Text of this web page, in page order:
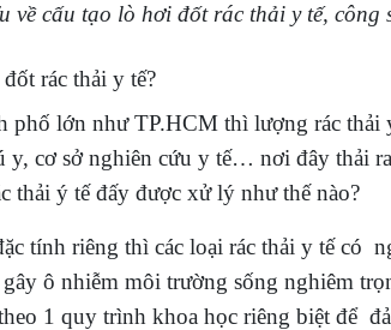
về cấu tạo lò hơi đốt rác thải y tế,
rác thải y tế?
phố lớn như TP.HCM thì lượng rác thải
y, cơ sở nghiên cứu y tế… nơi đây thải
thải ý tế đấy được xử lý như thế nào?
tính riêng thì các loại rác thải y tế có
ô nhiễm môi trường sống nghiêm
1 quy trình khoa học riêng biệt để